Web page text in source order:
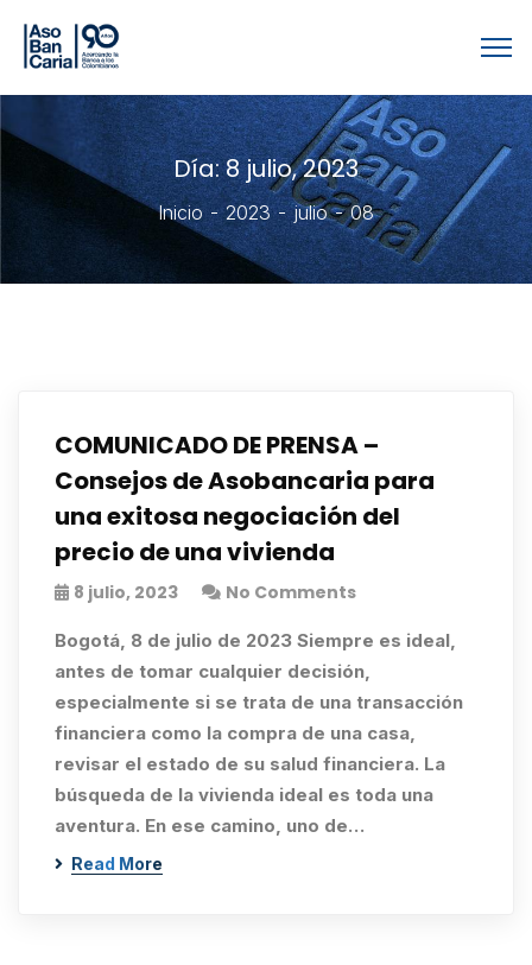
Día:8 julio, 2023
Inicio 2023 julio 08
COMUNICADO DE PRENSA –
Consejos de Asobancaria para
una exitosa negociación del
precio de una vivienda
8 julio, 2023 No Comments
Bogotá, 8 de julio de 2023 Siempre es ideal,
antes de tomar cualquier decisión,
especialmente si se trata de una transacción
financiera como la compra de una casa,
revisar el estado de su salud financiera. La
búsqueda de la vivienda ideal es toda una
aventura. En ese camino, uno de…
Read More